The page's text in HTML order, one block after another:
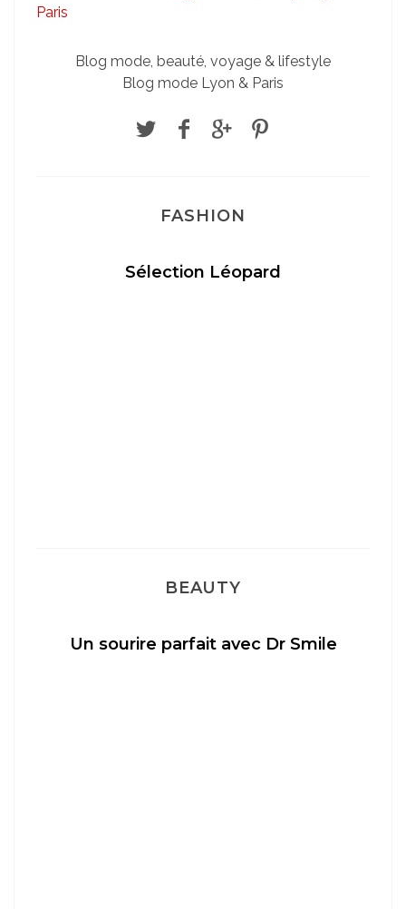
Blog mode, beauté, voyage & lifestyle
Blog mode Lyon & Paris
FASHION
Sélection Léopard
BEAUTY
Un sourire parfait avec Dr Smile